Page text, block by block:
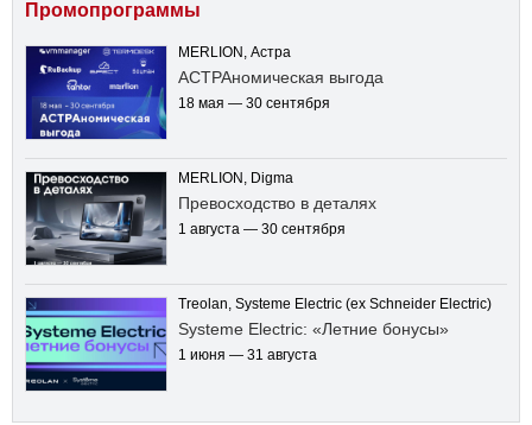
Промопрограммы
MERLION, Астра
АСТРАномическая выгода
18 мая — 30 сентября
MERLION, Digma
Превосходство в деталях
1 августа — 30 сентября
Treolan, Systeme Electric (ex Schneider Electric)
Systeme Electric: «Летние бонусы»
1 июня — 31 августа